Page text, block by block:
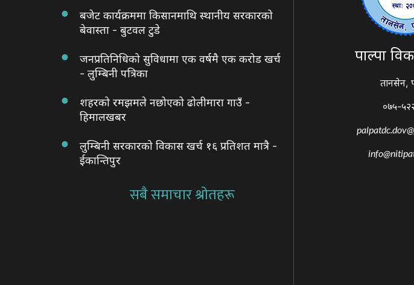
बजेट कार्यक्रममा किसानमाथि स्थानीय सरकारको
बेवास्ता - बुटवल टुडे
जनप्रतिनिधिको सुविधामा एक वर्षमै एक करोड खर्च
- लुम्बिनी पत्रिका
शहरको रमझमले नछोएको ढोलीमारा गाउँ -
हिमालखबर
लुम्बिनी सरकारको विकास खर्च १६ प्रतिशत मात्रै -
ईकान्तिपुर
सबै समाचार श्रोतहरू
पाल्पा
तानसेन,
०७५-